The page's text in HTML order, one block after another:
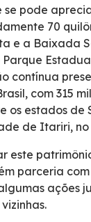
Ligação
se pode
70
e a Baixada
contínua
com 315
os estados de
de Itariri,
este
parceria
ações